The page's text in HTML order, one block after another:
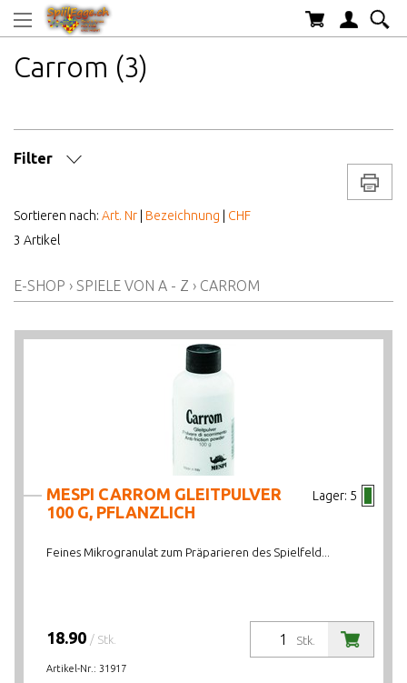
Carrom (3)
Filter
ANZAHL SPIELER
MARKE/HERSTELLER
AB WELCHEM ALTER
LAGERBESTAND
Sortieren nach: Art. Nr Bezeichnung
CHF
3 Artikel
E-SHOP › SPIELE VON A - Z › CARROM
Lager: 5
MESPI CARROM GLEITPULVER
100 G, PFLANZLICH
Feines Mikrogranulat zum Präparieren des Spielfeld...
Stk.
18.90 / Stk.
Artikel-Nr.: 31917